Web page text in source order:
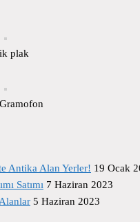
plak
Antika Alan Yerler! 19 Ocak
Satımı 7 Haziran 2023
5 Haziran 2023